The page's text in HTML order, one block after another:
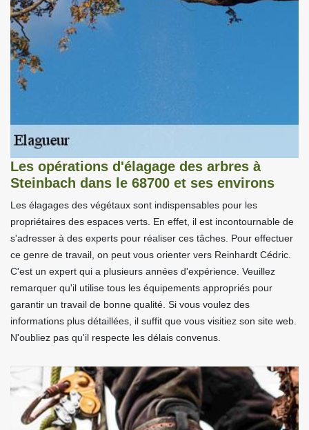
Les opérations d'élagage des arbres à
Steinbach dans le 68700 et ses environs
Les élagages des végétaux sont indispensables pour les
propriétaires des espaces verts. En effet, il est incontournable de
s'adresser à des experts pour réaliser ces tâches. Pour effectuer
ce genre de travail, on peut vous orienter vers Reinhardt Cédric.
C'est un expert qui a plusieurs années d'expérience. Veuillez
remarquer qu'il utilise tous les équipements appropriés pour
garantir un travail de bonne qualité. Si vous voulez des
informations plus détaillées, il suffit que vous visitiez son site web.
N'oubliez pas qu'il respecte les délais convenus.